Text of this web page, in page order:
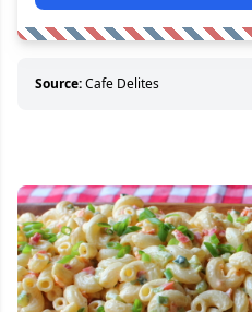
Source:Cafe Delites